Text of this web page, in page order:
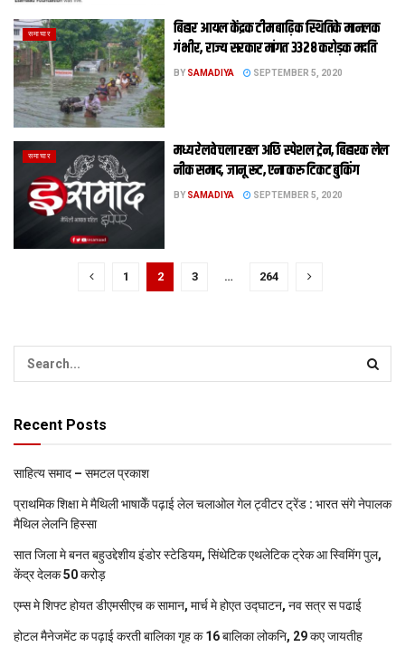
समाचार
बिहार आयल केंद्रक टीम बाढ़िक स्थितिके मानलक
गंभीर, राज्य सरकार मांगत 3328 करोड़क मदति
BY SAMADIYA SEPTEMBER 5, 2020
समाचार
मध्य रेलवे चला रहल अछि स्पेशल ट्रेन, बिहारक लेल
नीक समाद, जानू रूट, एना करु टिकट बुकिंग
BY SAMADIYA SEPTEMBER 5, 2020
1 2 3 … 264
Recent Posts
साहित्य समाद – समटल प्रकाश
प्राथमिक शि‍क्षा मे मैथि‍ली भाषाकेँ पढ़ाई लेल चलाओल गेल ट्वीटर ट्रेंड : भारत संगे नेपालक
मैथिल लेलनि हिस्सा
सात जिला मे बनत बहुउद्देशीय इंडोर स्‍टेडि‍यम, सिंथेटिक एथलेटिक ट्रेक आ स्विमिंग पुल,
केंद्र देलक 50 करोड़
एम्स मे शिफ्ट होयत डीएमसीएच क सामान, मार्च मे होएत उद्घाटन, नव सत्र स पढाई
होटल मैनेजमेंट क पढ़ाई करती बालिका गृह क 16 बालिका लोकनि, 29 कए जायतीह